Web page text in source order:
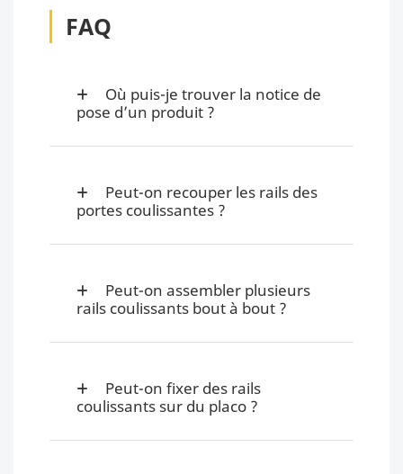
FAQ
Où puis-je trouver la notice de
pose d’un produit ?
Peut-on recouper les rails des
portes coulissantes ?
Peut-on assembler plusieurs
rails coulissants bout à bout ?
Peut-on fixer des rails
coulissants sur du placo ?